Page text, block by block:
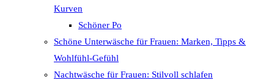
Kurven
Schöner Po
Schöne Unterwäsche für Frauen: Marken, Tipps &
Wohlfühl-Gefühl
Nachtwäsche für Frauen: Stilvoll schlafen